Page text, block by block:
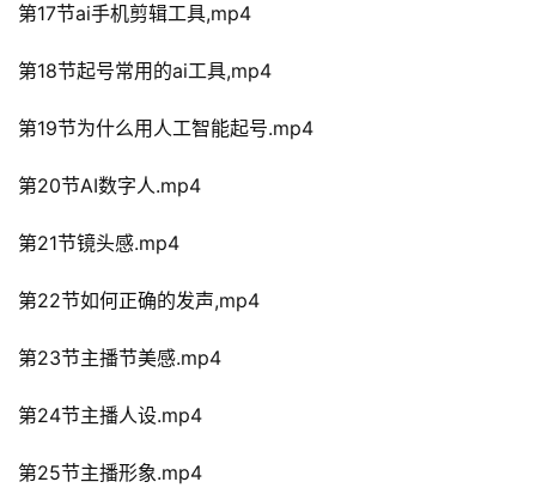
第17节ai手机剪辑工具,mp4
第18节起号常用的ai工具,mp4
第19节为什么用人工智能起号.mp4
第20节AI数字人.mp4
第21节镜头感.mp4
第22节如何正确的发声,mp4
第23节主播节美感.mp4
第24节主播人设.mp4
第25节主播形象.mp4